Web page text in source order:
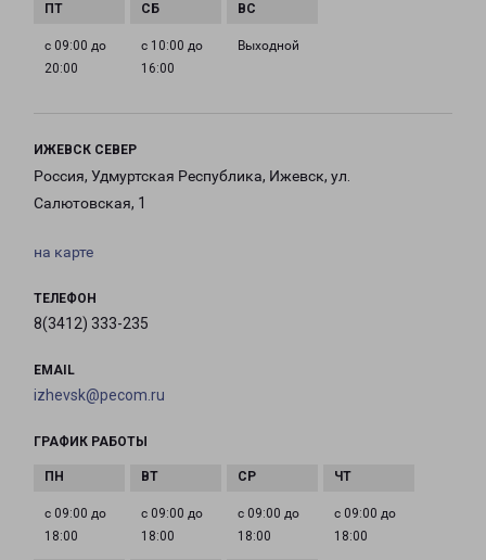
с 09:00 до
20:00
с 10:00 до
16:00
Выходной
ИЖЕВСК СЕВЕР
Россия, Удмуртская Республика, Ижевск, ул.
Салютовская, 1
на карте
ТЕЛЕФОН
8(3412) 333-235
EMAIL
izhevsk@pecom.ru
ГРАФИК РАБОТЫ
с 09:00 до
18:00
с 09:00 до
18:00
с 09:00 до
18:00
с 09:00 до
18:00